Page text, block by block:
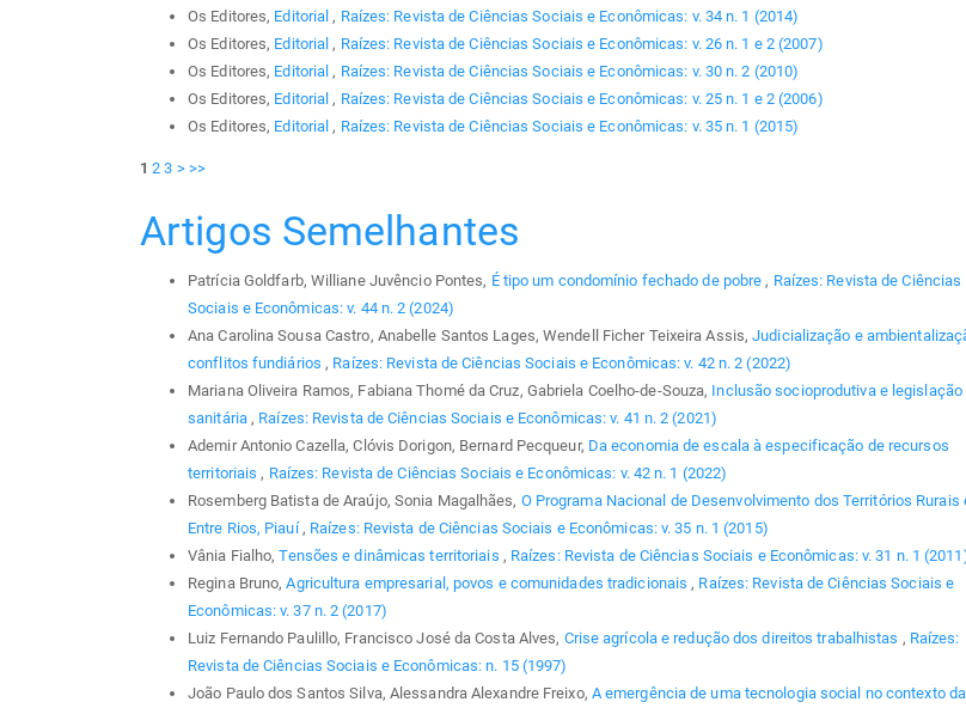
Os Editores, Editorial, Raízes: Revista de Ciências Sociais e Econômicas: v. 34 n. 1 (2014)
Os Editores, Editorial, Raízes: Revista de Ciências Sociais e Econômicas: v. 26 n. 1 e 2 (2007)
Os Editores, Editorial, Raízes: Revista de Ciências Sociais e Econômicas: v. 30 n. 2 (2010)
Os Editores, Editorial, Raízes: Revista de Ciências Sociais e Econômicas: v. 25 n. 1 e 2 (2006)
Os Editores, Editorial, Raízes: Revista de Ciências Sociais e Econômicas: v. 35 n. 1 (2015)
1 2 3 > >>
Artigos Semelhantes
Patrícia Goldfarb, Williane Juvêncio Pontes, É tipo um condomínio fechado de pobre, Raízes: Revista de Ciências
Sociais e Econômicas: v. 44 n. 2 (2024)
Ana Carolina Sousa Castro, Anabelle Santos Lages, Wendell Ficher Teixeira Assis,Judicialização e
conflitos fundiários, Raízes: Revista de Ciências Sociais e Econômicas: v. 42 n. 2 (2022)
Mariana Oliveira Ramos, Fabiana Thomé da Cruz, Gabriela Coelho-de-Souza, Inclusão socioprodutiva e legislação
sanitária , Raízes: Revista de Ciências Sociais e Econômicas: v. 41 n. 2 (2021)
Ademir Antonio Cazella, Clóvis Dorigon, Bernard Pecqueur, Da economia de escala à especificação de recursos
territoriais, Raízes: Revista de Ciências Sociais e Econômicas: v. 42 n. 1 (2022)
Rosemberg Batista de Araújo, Sonia Magalhães, O Programa Nacional de Desenvolvimento dos Territórios Rurais
Entre Rios, Piauí, Raízes: Revista de Ciências Sociais e Econômicas: v. 35 n. 1 (2015)
Vânia Fialho,Tensões e dinâmicas territoriais , Raízes: Revista de Ciências Sociais e Econômicas: v. 31 n. 1
Regina Bruno,Agricultura empresarial, povos e comunidades tradicionais, Raízes: Revista de Ciências Sociais e
Econômicas: v. 37 n. 2 (2017)
Luiz Fernando Paulillo, Francisco José da Costa Alves, Crise agrícola e redução dos direitos trabalhistas , Raízes:
Revista de Ciências Sociais e Econômicas: n. 15 (1997)
João Paulo dos Santos Silva, Alessandra Alexandre Freixo, A emergência de uma tecnologia social no contexto da